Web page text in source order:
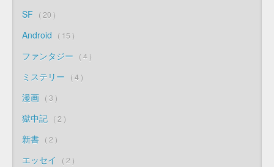
SF 20
Android 15
ファンタジー 4
ミステリー 4
漫画 3
獄中記 2
新書 2
エッセイ 2